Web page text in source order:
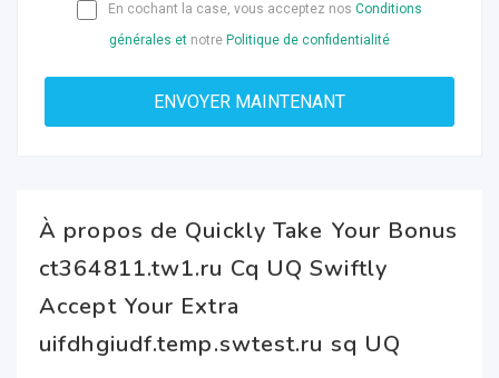
En cochant la case, vous acceptez nos Conditions
générales et notre Politique de confidentialité
À propos de Quickly Take Your Bonus
ct364811.tw1.ru Cq UQ Swiftly
Accept Your Extra
uifdhgiudf.temp.swtest.ru sq UQ